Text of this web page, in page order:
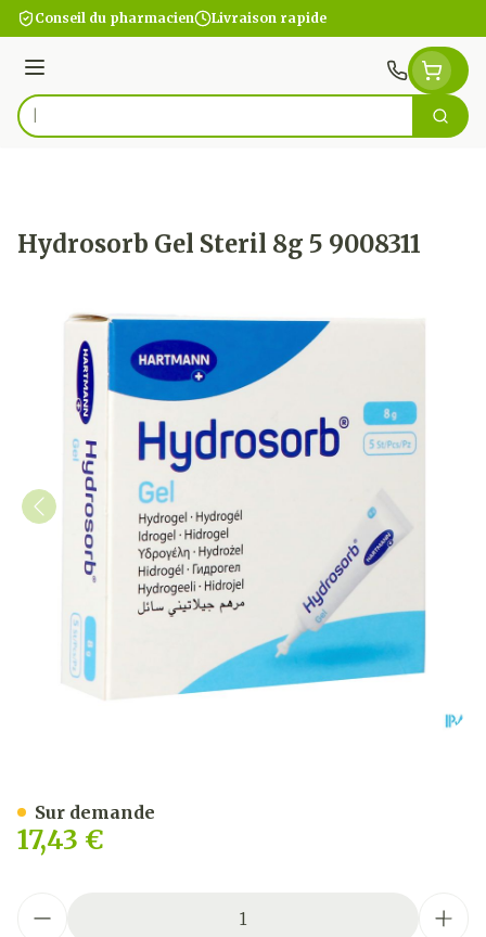
Aller au contenu
Conseil du pharmacien Livraison rapide
Menu
Rechercher
Hydrosorb Gel Steril 8g 5 9008311
17,43 €
Sur demande